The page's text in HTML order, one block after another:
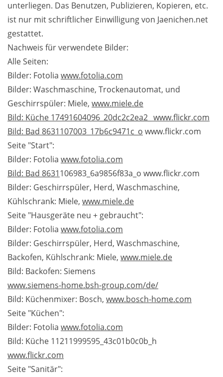
unterliegen. Das Benutzen, Publizieren, Kopieren, etc.
ist nur mit schriftlicher Einwilligung von Jaenichen.net
gestattet.
Nachweis für verwendete Bilder:
Alle Seiten:
Bilder: Fotolia www.fotolia.com
Bilder: Waschmaschine, Trockenautomat, und
Geschirrspüler: Miele, www.miele.de
Bild: Küche 17491604096_20dc2c2ea2_ www.flickr.com
Bild: Bad 8631107003_17b6c9471c_o www.flickr.com
Seite "Start":
Bilder: Fotolia www.fotolia.com
Bild: Bad 8631106983_6a9856f83a_o www.flickr.com
Bilder: Geschirrspüler, Herd, Waschmaschine,
Kühlschrank: Miele, www.miele.de
Seite "Hausgeräte neu + gebraucht":
Bilder: Fotolia www.fotolia.com
Bilder: Geschirrspüler, Herd, Waschmaschine,
Backofen, Kühlschrank: Miele, www.miele.de
Bild: Backofen: Siemens
www.siemens-home.bsh-group.com/de/
Bild: Küchenmixer: Bosch, www.bosch-home.com
Seite "Küchen":
Bilder: Fotolia www.fotolia.com
Bild: Küche 11211999595_43c01b0c0b_h
www.flickr.com
Seite "Sanitär":